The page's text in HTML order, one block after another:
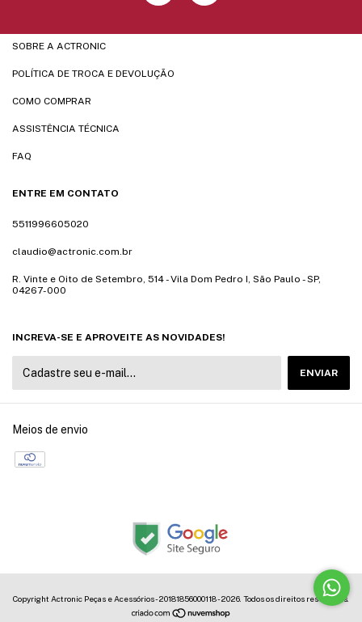
SOBRE A ACTRONIC
POLÍTICA DE TROCA E DEVOLUÇÃO
COMO COMPRAR
ASSISTÊNCIA TÉCNICA
FAQ
ENTRE EM CONTATO
5511996605020
claudio@actronic.com.br
R. Vinte e Oito de Setembro, 514 - Vila Dom Pedro I, São Paulo - SP,
04267-000
INCREVA-SE E APROVEITE AS NOVIDADES!
Meios de envio
Copyright Actronic Peças e Acessórios - 20181856000118 - 2026. Todos os direitos reservados.